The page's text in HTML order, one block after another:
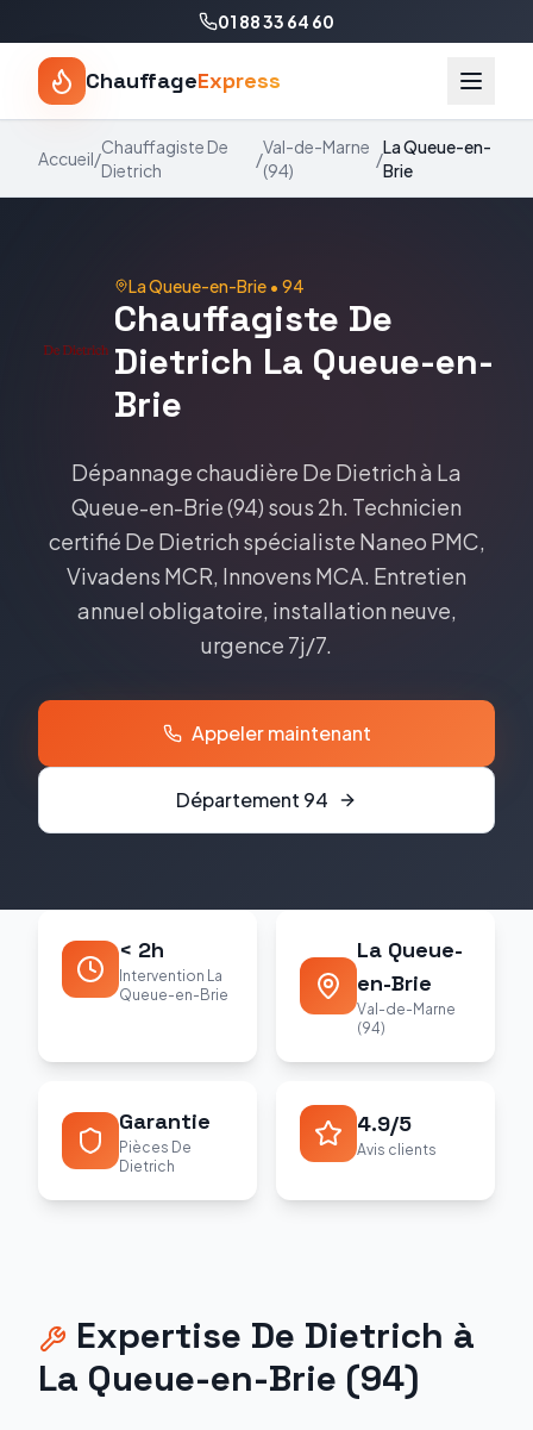
01 88 33 64 60
ChauffageExpress
Accueil/
Chauffagiste De
Dietrich
/
Val-de-Marne
(94)
/
La Queue-en-
Brie
La Queue-en-Brie • 94
Chauffagiste De
Dietrich La Queue-en-
Brie
Dépannage chaudière De Dietrichà La
Queue-en-Brie(94) sous 2h. Technicien
certifié De Dietrich spécialiste Naneo PMC,
Vivadens MCR, Innovens MCA. Entretien
annuel obligatoire, installation neuve,
urgence 7j/7.
Appeler maintenant
Département 94
< 2h
Intervention La
Queue-en-Brie
La Queue-
en-Brie
Val-de-Marne
(94)
Garantie
Pièces De
Dietrich
4.9/5
Avis clients
Expertise De Dietrich à
La Queue-en-Brie (94)